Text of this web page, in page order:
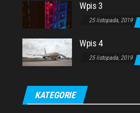
Wpis 3
25 listopada, 2019
Wpis 4
25 listopada, 2019
KATEGORIE